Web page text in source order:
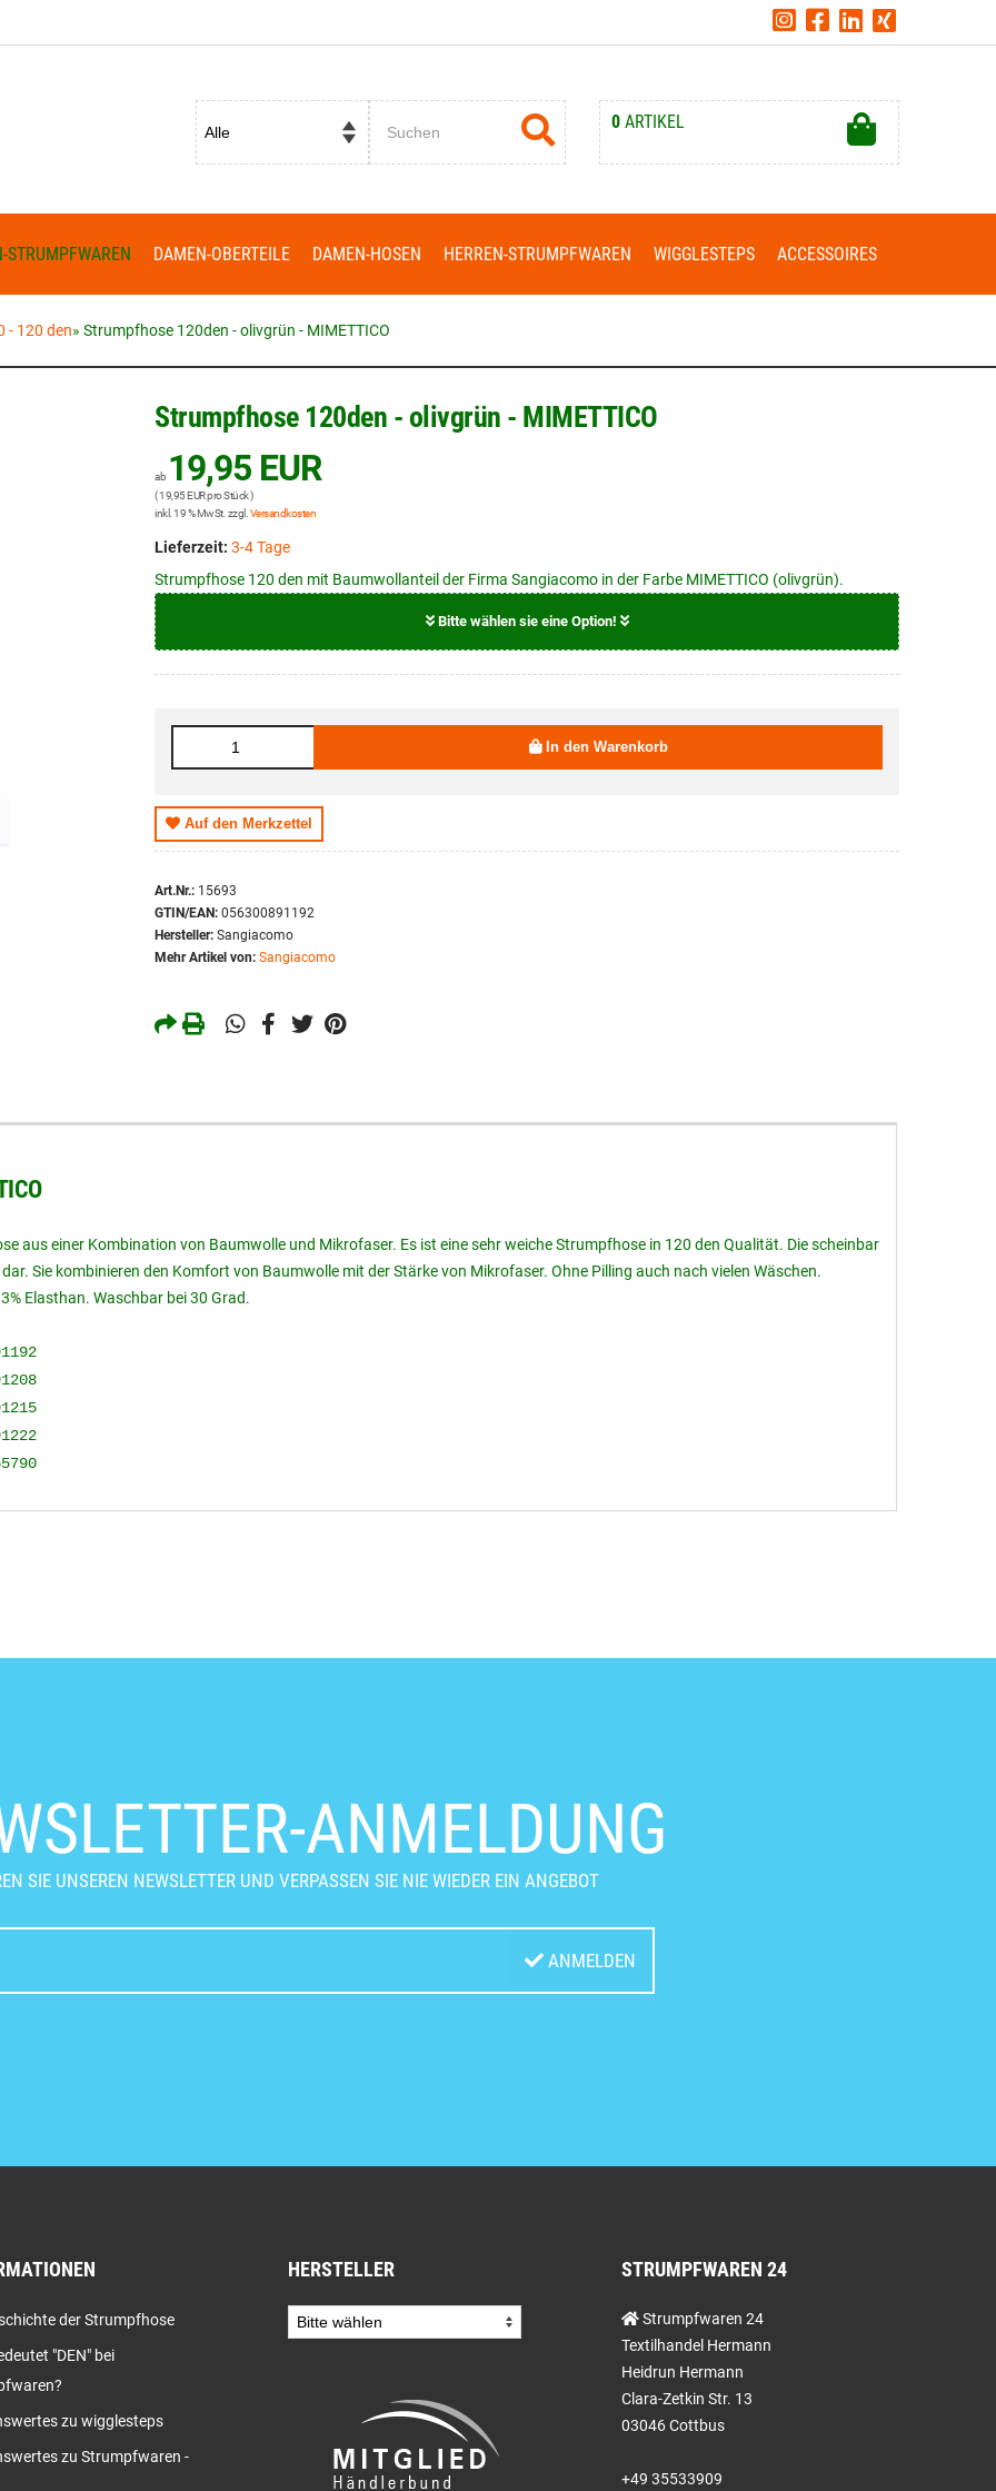
Passwort vergessen?
0 ARTIKEL
Ihr Warenkorb ist leer.
STRUMPFWAREN DAMEN-OBERTEILE DAMEN-HOSEN HERREN-STRUMPFWAREN WIGGLESTEPS ACCESSOIRES
- 120 den» Strumpfhose 120den - olivgrün - MIMETTICO
Strumpfhose 120den - olivgrün - MIMETTICO
ab 19,95 EUR
( 19,95 EUR pro Stück )
inkl. 19 % MwSt. zzgl. Versandkosten
Lieferzeit: 3-4 Tage
Strumpfhose 120 den mit Baumwollanteil der Firma Sangiacomo in der Farbe MIMETTICO (olivgrün).
Bitte wählen sie eine Option!
M 19,95 EUR
XL
In den Warenkorb
Auf den Merkzettel
Art.Nr.: 15693
GTIN/EAN: 056300891192
Hersteller: Sangiacomo
Mehr Artikel von: Sangiacomo
aus einer Kombination von Baumwolle und Mikrofaser. Es ist eine sehr weiche Strumpfhose in 120 den Qualität. Die scheinbar
Sie kombinieren den Komfort von Baumwolle mit der Stärke von Mikrofaser. Ohne Pilling auch nach vielen Wäschen.
Elasthan. Waschbar bei 30 Grad.
ANMELDUNG
SIE UNSEREN NEWSLETTER UND VERPASSEN SIE NIE WIEDER EIN ANGEBOT
ANMELDEN
der Strumpfhose
"DEN" bei
zu wigglesteps
zu Strumpfwaren -
HERSTELLER STRUMPFWAREN 24
Strumpfwaren 24
Textilhandel Hermann
Heidrun Hermann
Clara-Zetkin Str. 13
03046 Cottbus
+49 35533909